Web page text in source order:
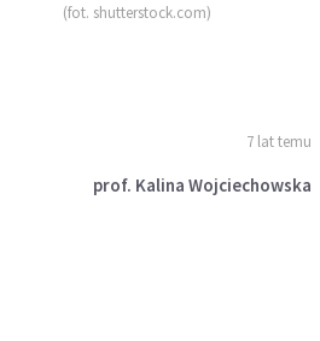
(fot. shutterstock.com)
7 lat temu
prof. Kalina Wojciechowska